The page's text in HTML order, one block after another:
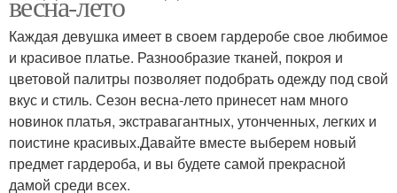
Каждая девушка имеет в своем гардеробе свое любимое
и красивое платье. Разнообразие тканей, покроя и
цветовой палитры позволяет подобрать одежду под свой
вкус и стиль. Сезон весна-лето принесет нам много
новинок платья, экстравагантных, утонченных, легких и
поистине красивых.Давайте вместе выберем новый
предмет гардероба, и вы будете самой прекрасной
дамой среди всех.